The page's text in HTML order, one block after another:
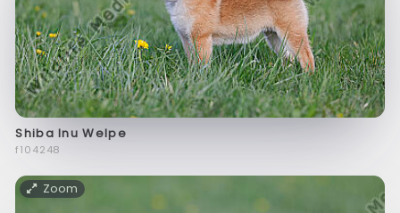
Shiba Inu Welpe
f104248
Zoom